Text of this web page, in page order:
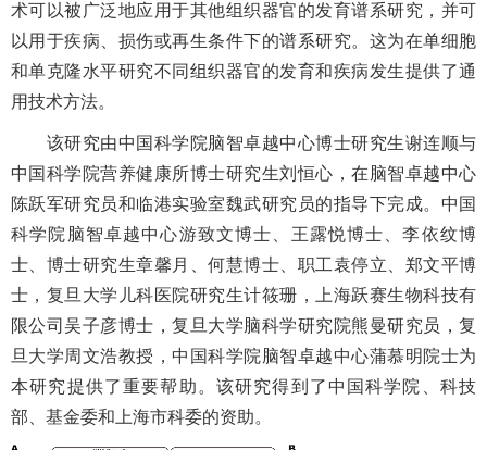
术可以被广泛地应用于其他组织器官的发育谱系研究，并可
以用于疾病、损伤或再生条件下的谱系研究。这为在单细胞
和单克隆水平研究不同组织器官的发育和疾病发生提供了通
用技术方法。
该研究由中国科学院脑智卓越中心博士研究生谢连顺与
中国科学院营养健康所博士研究生刘恒心，在脑智卓越中心
陈跃军研究员和临港实验室魏武研究员的指导下完成。中国
科学院脑智卓越中心游致文博士、王露悦博士、李依纹博
士、博士研究生章馨月、何慧博士、职工袁停立、郑文平博
士，复旦大学儿科医院研究生计筱珊，上海跃赛生物科技有
限公司吴子彦博士，复旦大学脑科学研究院熊曼研究员，复
旦大学周文浩教授，中国科学院脑智卓越中心蒲慕明院士为
本研究提供了重要帮助。该研究得到了中国科学院、科技
部、基金委和上海市科委的资助。